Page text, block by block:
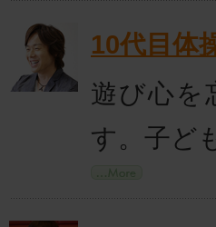
10代目体
遊び心を
す。子ど